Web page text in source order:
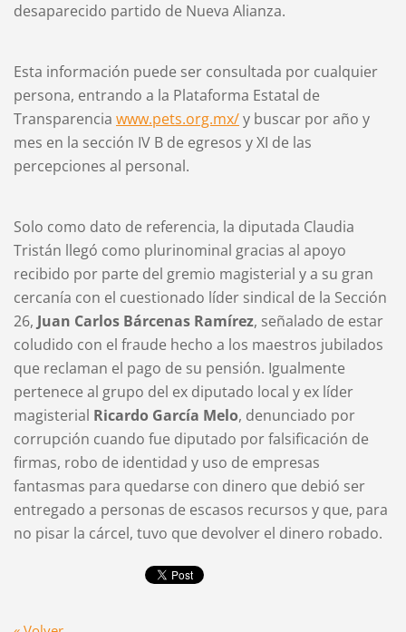
desaparecido partido de Nueva Alianza.
Esta información puede ser consultada por cualquier
persona, entrando a la Plataforma Estatal de
Transparencia www.pets.org.mx/y buscar por año y
mes en la sección IV B de egresos y XI de las
percepciones al personal.
Solo como dato de referencia, la diputada Claudia
Tristán llegó como plurinominal gracias al apoyo
recibido por parte del gremio magisterial y a su gran
cercanía con el cuestionado líder sindical de la Sección
26, Juan Carlos Bárcenas Ramírez, señalado de estar
coludido con el fraude hecho a los maestros jubilados
que reclaman el pago de su pensión. Igualmente
pertenece al grupo del ex diputado local y ex líder
magisterial Ricardo García Melo, denunciado por
corrupción cuando fue diputado por falsificación de
firmas, robo de identidad y uso de empresas
fantasmas para quedarse con dinero que debió ser
entregado a personas de escasos recursos y que, para
no pisar la cárcel, tuvo que devolver el dinero robado.